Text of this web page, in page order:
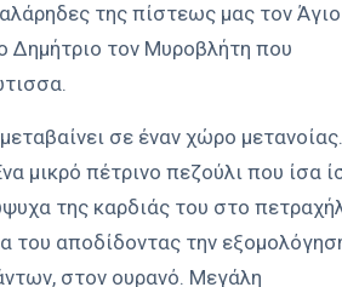
της πίστεως μας τον Άγιο
Δημήτριο τον Μυροβλήτη που
σε έναν χώρο
μικρό πέτρινο πεζούλι που ίσα
της καρδιάς του στο
του αποδίδοντας την
στον ουρανό. Μεγάλη